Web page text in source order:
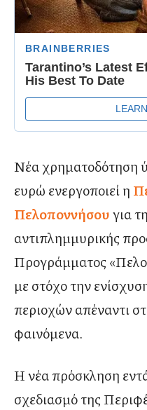
Νέα χρηματοδότηση
ευρώ ενεργοποιεί η
Πελοποννήσουγια
αντιπλημμυρικής
Προγράμματος
με στόχο την
περιοχών απέναντι
φαινόμενα.
Η νέα πρόσκληση
σχεδιασμό της